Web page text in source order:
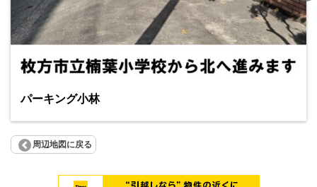
パーキング小林
周辺地図に戻る